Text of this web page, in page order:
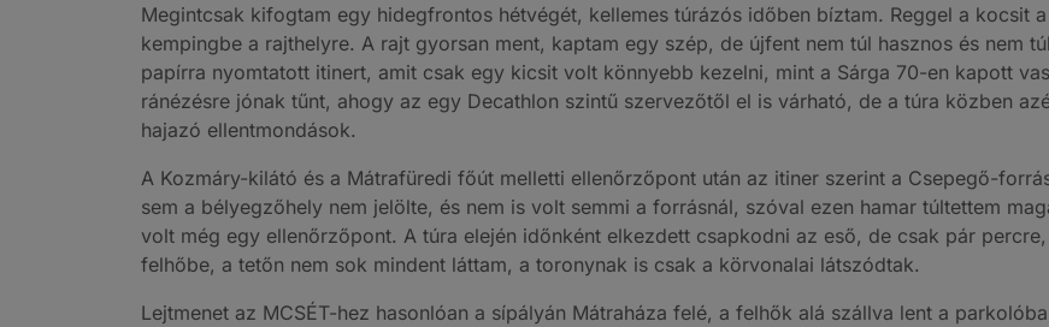
Megintcsak kifogtam egy hidegfrontos hétvégét, kellemes túrázós időben bíztam. Reggel a kocsit
kempingbe a rajthelyre. A rajt gyorsan ment, kaptam egy szép, de újfent nem túl hasznos és nem
papírra nyomtatott itinert, amit csak egy kicsit volt könnyebb kezelni, mint a Sárga 70-en kapott
ránézésre jónak tűnt, ahogy az egy Decathlon szintű szervezőtől el is várható, de a túra közben
hajazó ellentmondások.
A Kozmáry-kilátó és a Mátrafüredi főút melletti ellenőrzőpont után az itiner szerint a Csepegő-
sem a bélyegzőhely nem jelölte, és nem is volt semmi a forrásnál, szóval ezen hamar túltettem
volt még egy ellenőrzőpont. A túra elején időnként elkezdett csapkodni az eső, de csak pár
felhőbe, a tetőn nem sok mindent láttam, a toronynak is csak a körvonalai látszódtak.
Lejtmenet az MCSÉT-hez hasonlóan a sípályán Mátraháza felé, a felhők alá szállva lent a